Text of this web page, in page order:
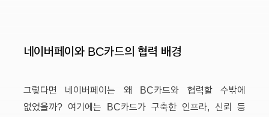
네이버페이와 BC카드의 협력 배경
그렇다면 네이버페이는 왜 BC카드와 협력할 수밖에
없었을까? 여기에는 BC카드가 구축한 인프라, 신뢰 등